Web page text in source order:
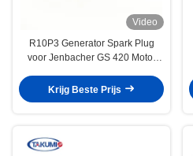
Video
R10P3 Generator Spark Plug
voor Jenbacher GS 420 Motor
TAKUMI
Krijg Beste Prijs